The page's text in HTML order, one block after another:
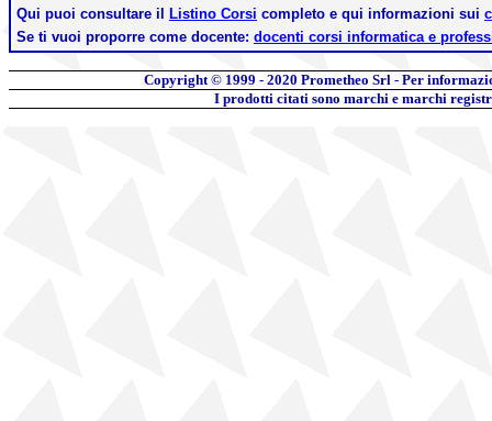
Qui puoi consultare il
Listino Corsi completo e qui informazioni sui
Se ti vuoi proporre come docente: docenti corsi informatica e
Copyright © 1999 - 2020 Prometheo Srl - Per
I prodotti citati sono marchi e marchi